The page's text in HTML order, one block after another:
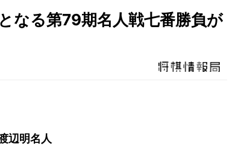
なる第79期名人戦七番勝負が
辺明名人